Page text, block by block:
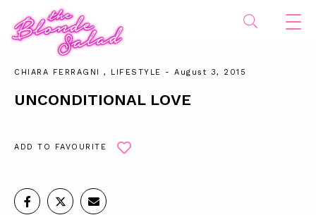
CHIARA FERRAGNI , LIFESTYLE - August 3, 2015
UNCONDITIONAL LOVE
ADD TO FAVOURITE